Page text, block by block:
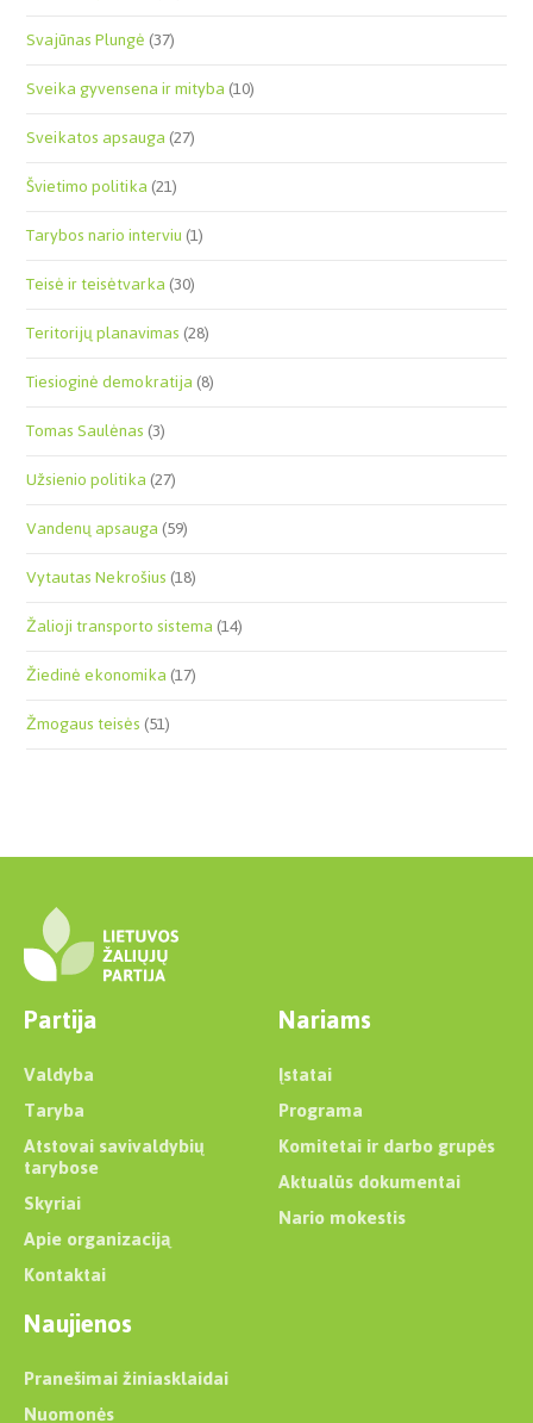
Svajūnas Plungė(37)
Sveika gyvensena ir mityba(10)
Sveikatos apsauga(27)
Švietimo politika(21)
Tarybos nario interviu(1)
Teisė ir teisėtvarka(30)
Teritorijų planavimas(28)
Tiesioginė demokratija(8)
Tomas Saulėnas(3)
Užsienio politika(27)
Vandenų apsauga(59)
Vytautas Nekrošius(18)
Žalioji transporto sistema(14)
Žiedinė ekonomika(17)
Žmogaus teisės(51)
Partija
Valdyba
Taryba
Atstovai savivaldybių
tarybose
Skyriai
Apie organizaciją
Kontaktai
Nariams
Įstatai
Programa
Komitetai ir darbo grupės
Aktualūs dokumentai
Nario mokestis
Naujienos
Pranešimai žiniasklaidai
Nuomonės